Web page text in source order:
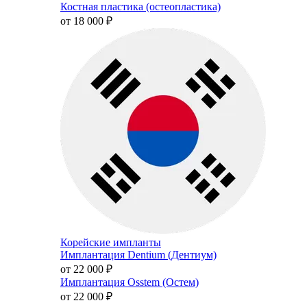
Костная пластика (остеопластика)
от 18 000 ₽
Корейские импланты
Имплантация Dentium (Дентиум)
от 22 000 ₽
Имплантация Osstem (Остем)
от 22 000 ₽